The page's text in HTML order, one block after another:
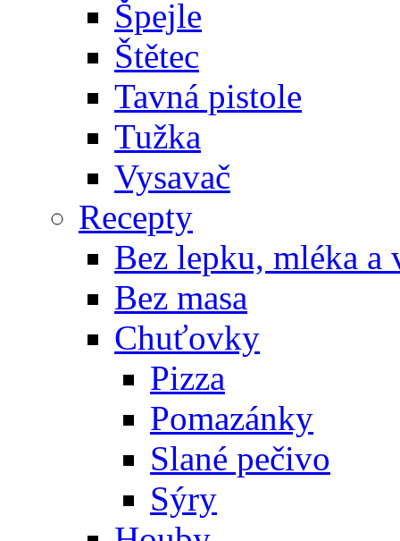
Špejle
Štětec
Tavná pistole
Tužka
Vysavač
Recepty
Bez lepku, mléka a
Bez masa
Chuťovky
Pizza
Pomazánky
Slané pečivo
Sýry